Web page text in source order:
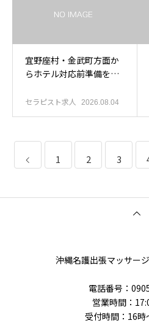
宜野座村・金武町方面か
らホテル対応前準備を確
セラピスト求人 2026.08.04
1 2 3
沖縄名護出張マッサー
電話番号‭：
営業時間：
受付時間：16時